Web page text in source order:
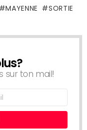
MAYENNE SORTIE
sur ton mail!